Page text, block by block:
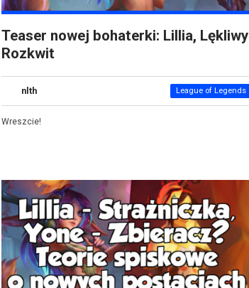
Teaser nowej bohaterki: Lillia, Lękliwy
Rozkwit
nlth League of Legends
Wreszcie!